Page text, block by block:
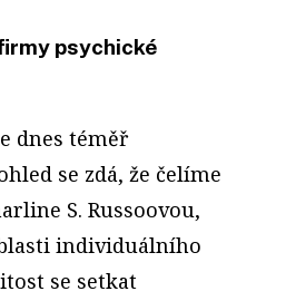
psychické
dnes téměř
se zdá, že čelíme
S. Russoovou,
individuálního
se setkat